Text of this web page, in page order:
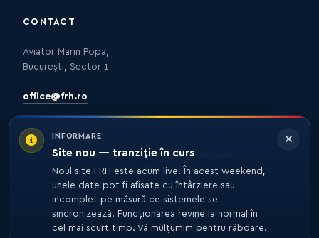
INFORMARE
Site nou — tranziție în curs
Noul site FRH este acum live. În acest weekend,
unele date pot fi afișate cu întârziere sau
incomplet pe măsură ce sistemele se
sincronizează. Funcționarea revine la normal în
cel mai scurt timp. Vă mulțumim pentru răbdare.
CONTACT
Aviator Marin Popa,
București, Sector 1
office@frh.ro
Protecția datelorPolitica de confidențialitate
Nota de informare
© 2026 FRH. TOATE DREPTURILE REZERVATE.
DEZVOLTARE27MEDIA